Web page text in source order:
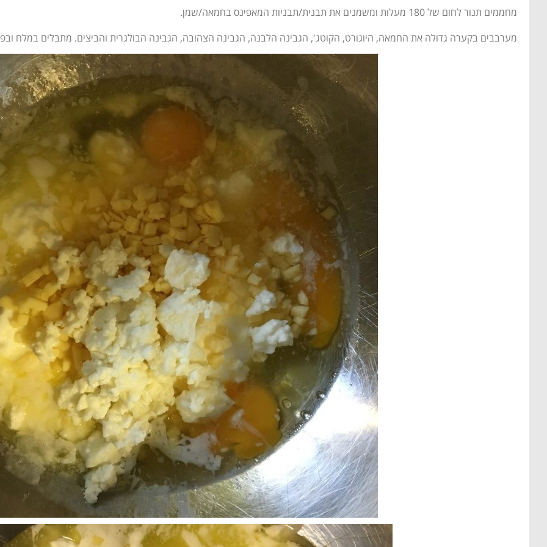
מחממים תנור לחום של 180 מעלות ומשמנים את תבנית/תבניות המאפינס בחמאה/שמן.
מערבבים בקערה גדולה את החמאה, היוגורט, הקוטג', הגבינה הלבנה, הגבינה הצהובה, הגבינה הבולגרית והביצים. מתבלים במלח